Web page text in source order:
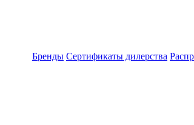
Бренды Сертификаты дилерства